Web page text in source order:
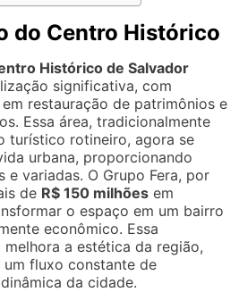
do Centro Histórico
Histórico de Salvador
significativa, com
restauração de patrimônios e
Essa área, tradicionalmente
turístico rotineiro, agora se
urbana, proporcionando
e variadas. O Grupo Fera, por
de R$ 150 milhões em
o espaço em um bairro
econômico. Essa
a estética da região,
um fluxo constante de
da cidade.